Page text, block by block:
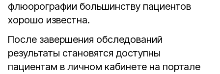
флюорографии большинству пациентов
хорошо известна.
После завершения обследований
результаты становятся доступны
пациентам в личном кабинете на портале